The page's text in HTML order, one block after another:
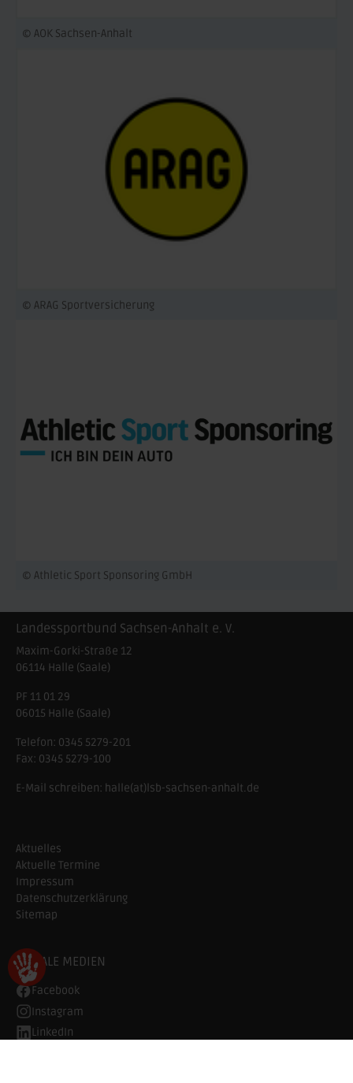
© AOK Sachsen-Anhalt
© ARAG Sportversicherung
© Athletic Sport Sponsoring GmbH
Landessportbund Sachsen-Anhalt e. V.
Maxim-Gorki-Straße 12
06114 Halle (Saale)
PF 11 01 29
06015 Halle (Saale)
Telefon: 0345 5279-201
Fax: 0345 5279-100
E-Mail schreiben: halle(at)lsb-sachsen-anhalt.de
Aktuelles
Aktuelle Termine
Impressum
Datenschutzerklärung
Sitemap
SOZIALE MEDIEN
Facebook
Instagram
LinkedIn